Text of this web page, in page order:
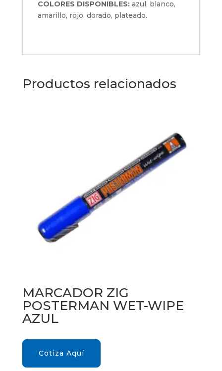
COLORES DISPONIBLES:azul, blanco,
amarillo, rojo, dorado, plateado.
Productos relacionados
MARCADOR ZIG
POSTERMAN WET-WIPE
AZUL
Cotiza Aquí